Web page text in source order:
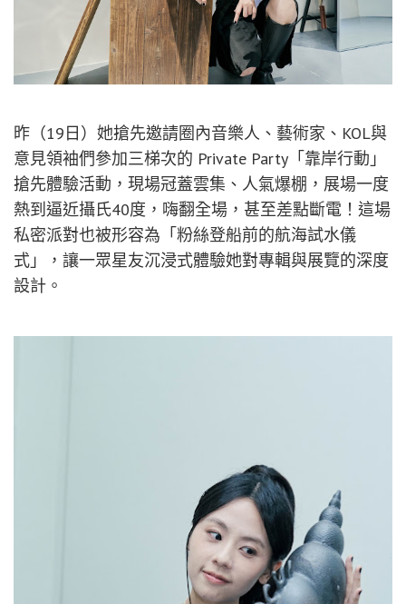
昨（19日）她搶先邀請圈內音樂人、藝術家、KOL與
意見領袖們參加三梯次的 Private Party「靠岸行動」
搶先體驗活動，現場冠蓋雲集、人氣爆棚，展場一度
熱到逼近攝氏40度，嗨翻全場，甚至差點斷電！這場
私密派對也被形容為「粉絲登船前的航海試水儀
式」，讓一眾星友沉浸式體驗她對專輯與展覽的深度
設計。